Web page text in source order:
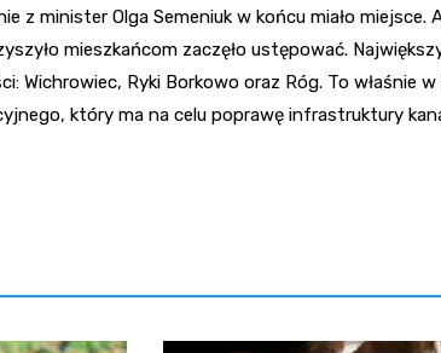
z minister Olga Semeniuk w końcu miało miejsce.
mieszkańcom zaczęło ustępować.
Wichrowiec, Ryki Borkowo oraz Róg. To właśnie
który ma na celu poprawę infrastruktury